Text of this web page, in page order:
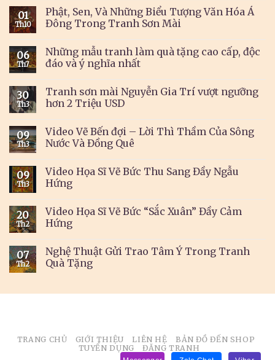
01
Th10
Phật, Sen, Và Những Biểu Tượng Văn Hóa Á
Đông Trong Tranh Sơn Mài
06
Th7
Những mẫu tranh làm quà tặng cao cấp, độc
đáo và ý nghĩa nhất
30
Th3
Tranh sơn mài Nguyễn Gia Trí vượt ngưỡng
hơn 2 Triệu USD
09
Th3
Video Vẽ Bến đợi – Lời Thì Thầm Của Sông
Nước Và Đồng Quê
09
Th3
Video Họa Sĩ Vẽ Bức Thu Sang Đầy Ngẫu
Hứng
20
Th2
Video Họa Sĩ Vẽ Bức “Sắc Xuân” Đầy Cảm
Hứng
07
Th2
Nghệ Thuật Gửi Trao Tâm Ý Trong Tranh
Quà Tặng
TRANG CHỦ GIỚI THIỆU LIÊN HỆ
BẢN ĐỒ ĐẾN SHOP
TUYỂN DỤNG
ĐĂNG TRANH